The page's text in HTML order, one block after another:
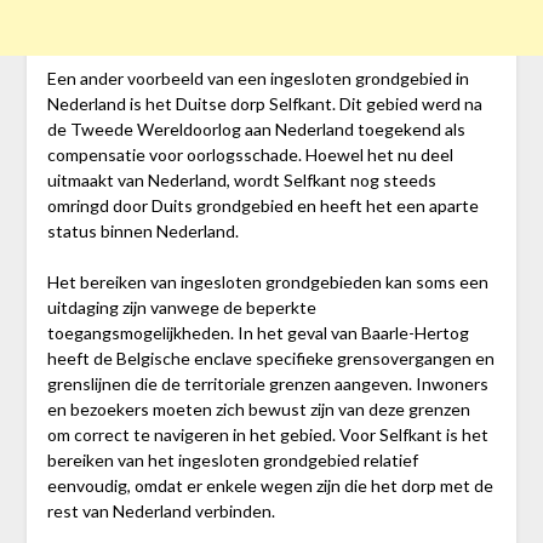
Een ander voorbeeld van een ingesloten grondgebied in
Nederland is het Duitse dorp Selfkant. Dit gebied werd na
de Tweede Wereldoorlog aan Nederland toegekend als
compensatie voor oorlogsschade. Hoewel het nu deel
uitmaakt van Nederland, wordt Selfkant nog steeds
omringd door Duits grondgebied en heeft het een aparte
status binnen Nederland.
Het bereiken van ingesloten grondgebieden kan soms een
uitdaging zijn vanwege de beperkte
toegangsmogelijkheden. In het geval van Baarle-Hertog
heeft de Belgische enclave specifieke grensovergangen en
grenslijnen die de territoriale grenzen aangeven. Inwoners
en bezoekers moeten zich bewust zijn van deze grenzen
om correct te navigeren in het gebied. Voor Selfkant is het
bereiken van het ingesloten grondgebied relatief
eenvoudig, omdat er enkele wegen zijn die het dorp met de
rest van Nederland verbinden.